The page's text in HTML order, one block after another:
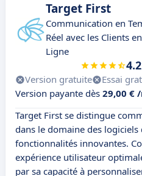
Target First
Communication en
Réel avec les Clients en
Ligne
4.2
Version gratuite Essai
Version payante dès 29,00 €
Target First se distingue
dans le domaine des logiciels
fonctionnalités innovantes.
expérience utilisateur
par sa capacité à